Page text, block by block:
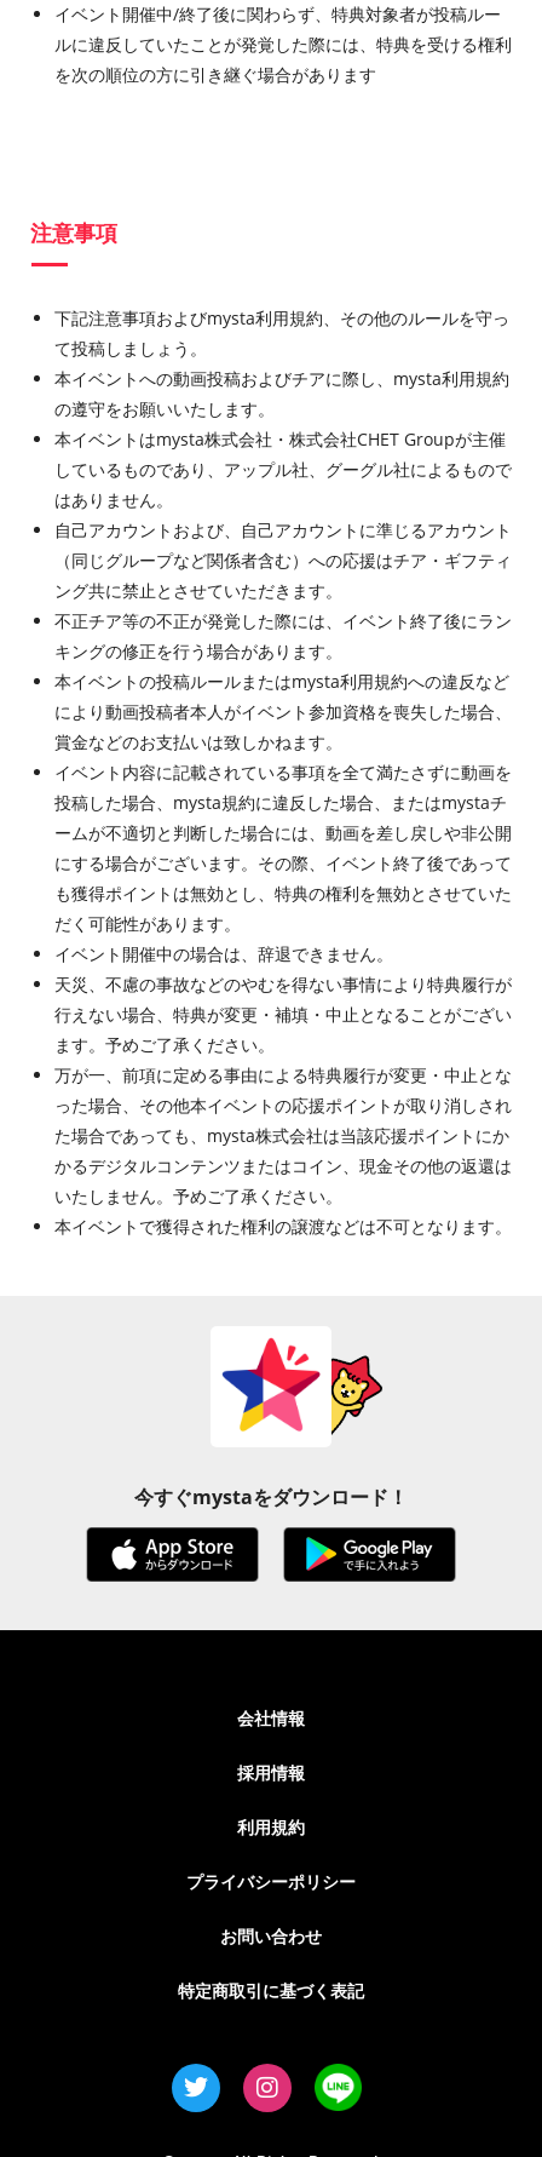
イベント開催中/終了後に関わらず、特典対象者が投稿ルー
ルに違反していたことが発覚した際には、特典を受ける権利
を次の順位の方に引き継ぐ場合があります
注意事項
下記注意事項およびmysta利用規約、その他のルールを守っ
て投稿しましょう。
本イベントへの動画投稿およびチアに際し、mysta利用規約
の遵守をお願いいたします。
本イベントはmysta株式会社・株式会社CHET Groupが主催
しているものであり、アップル社、グーグル社によるもので
はありません。
自己アカウントおよび、自己アカウントに準じるアカウント
（同じグループなど関係者含む）への応援はチア・ギフティ
ング共に禁止とさせていただきます。
不正チア等の不正が発覚した際には、イベント終了後にラン
キングの修正を行う場合があります。
本イベントの投稿ルールまたはmysta利用規約への違反など
により動画投稿者本人がイベント参加資格を喪失した場合、
賞金などのお支払いは致しかねます。
イベント内容に記載されている事項を全て満たさずに動画を
投稿した場合、mysta規約に違反した場合、またはmystaチ
ームが不適切と判断した場合には、動画を差し戻しや非公開
にする場合がございます。その際、イベント終了後であって
も獲得ポイントは無効とし、特典の権利を無効とさせていた
だく可能性があります。
イベント開催中の場合は、辞退できません。
天災、不慮の事故などのやむを得ない事情により特典履行が
行えない場合、特典が変更・補填・中止となることがござい
ます。予めご了承ください。
万が一、前項に定める事由による特典履行が変更・中止とな
った場合、その他本イベントの応援ポイントが取り消しされ
た場合であっても、mysta株式会社は当該応援ポイントにか
かるデジタルコンテンツまたはコイン、現金その他の返還は
いたしません。予めご了承ください。
本イベントで獲得された権利の譲渡などは不可となります。
今すぐmystaをダウンロード！
会社情報
採用情報
利用規約
プライバシーポリシー
お問い合わせ
特定商取引に基づく表記